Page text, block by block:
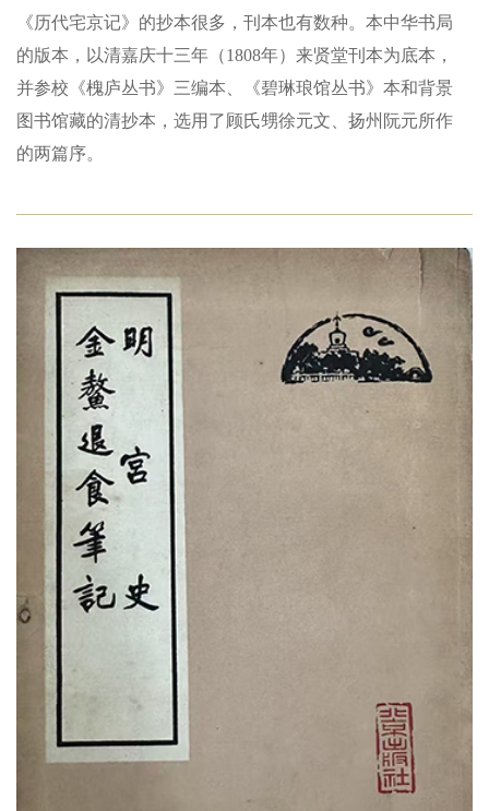
《历代宅京记》的抄本很多，刊本也有数种。本中华书局
的版本，以清嘉庆十三年（1808年）来贤堂刊本为底本，
并参校《槐庐丛书》三编本、《碧琳琅馆丛书》本和背景
图书馆藏的清抄本，选用了顾氏甥徐元文、扬州阮元所作
的两篇序。